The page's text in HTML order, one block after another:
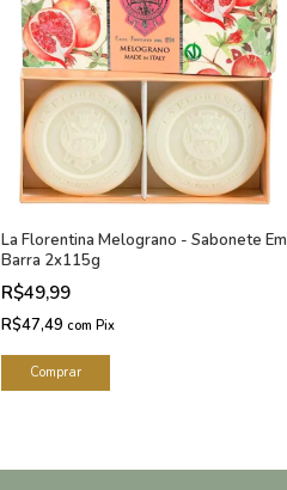
La Florentina Melograno - Sabonete Em
Barra 2x115g
R$49,99
R$47,49com Pix